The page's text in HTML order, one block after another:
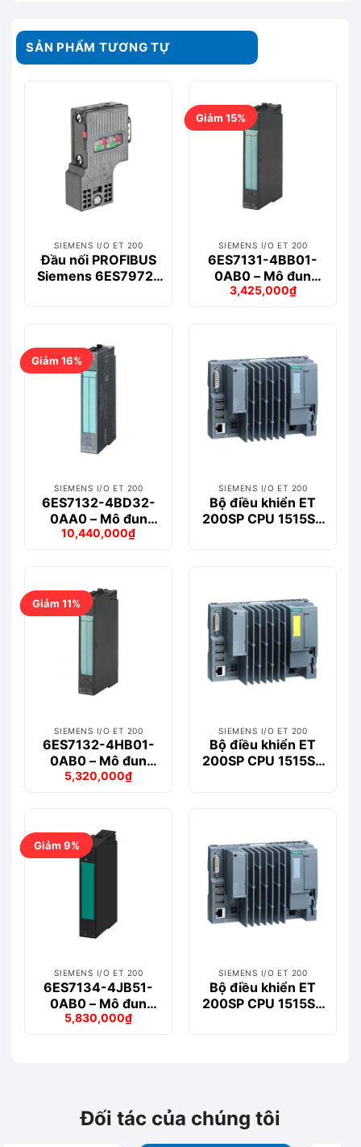
SẢN PHẨM TƯƠNG TỰ
SIEMENS I/O ET 200
Đầu nối PROFIBUS
Siemens 6ES7972-
Giảm 15%
SIEMENS I/O ET 200
6ES7131-4BB01-
0AB0 – Mô đun
ET200S 2DI
Giá
3,425,000₫
Giá
Giảm 16%
SIEMENS I/O ET 200
6ES7132-4BD32-
0AA0 – Mô đun
ET200S 4DO
Giá
10,440,000₫
Giá
SIEMENS I/O ET 200
Bộ điều khiển ET
200SP CPU 1515SP
Giảm 11%
SIEMENS I/O ET 200
6ES7132-4HB01-
0AB0 – Mô đun
ET200S 2DO
Giá
5,320,000₫
Giá
5,320,000₫.
SIEMENS I/O ET 200
Bộ điều khiển ET
200SP CPU 1515SP
Giảm 9%
SIEMENS I/O ET 200
6ES7134-4JB51-
0AB0 – Mô đun
ET200S 2/4AI
Giá
5,830,000₫
Giá
SIEMENS I/O ET 200
Bộ điều khiển ET
200SP CPU 1515SP
Đối tác của chúng tôi